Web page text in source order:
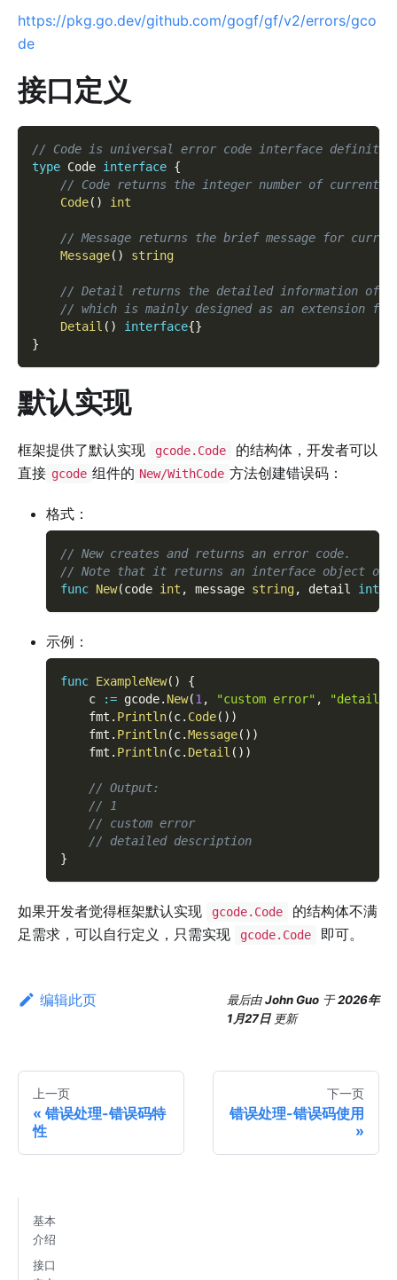
https://pkg.go.dev/github.com/gogf/gf/v2/errors/gco
de
接口定义
// Code is universal error code interface
type Code interface {
// Code returns the integer number of current
Code( ) int
// Message returns the brief message for
Message( ) string
// Detail returns the detailed information of
// which is mainly designed as an extension
Detail ( ) interface{}
}
默认实现
框架提供了默认实现 gcode.Code
的结构体，开发者可以
直接 gcode 组件的 New/WithCode 方法创建错误码：
格式：
// New creates and returns an error code.
// Note that it returns an interface object of
func New(code int , message string, detail
示例：
func ExampleNew( )
{
    c
:= gcode. New(1 , "custom error" ,
    fmt
. Println(c. Code( ) )
    fmt
. Println(c.Message( ) )
    fmt
. Println(c. Detail ( ) )
// Output:
// 1
// custom error
// detailed description
}
如果开发者觉得框架默认实现 gcode.Code
的结构体不满
足需求，可以自行定义，只需实现
gcode.Code 即可。
编辑此页 最后由John Guo 于2026年
1月27日 更新
上一页
错误处理-错误码特
性
下一页
错误处理-错误码使用
基本
介绍
接口